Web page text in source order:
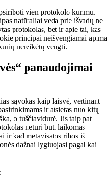
vien protokolo kūrimu,
natūraliai veda prie išvadų ne
protokolas, bet ir apie tai, kas
principai neišvengiamai apima
nereikėtų vengti.
panaudojimai
sąvokas kaip laisvė, vertinant
ir atsietas nuo kitų
o tuščiavidurė. Jis taip pat
neturi būti laikomas
ir kad metavisatos ribos iš
dažnai lygiuojasi pagal kai